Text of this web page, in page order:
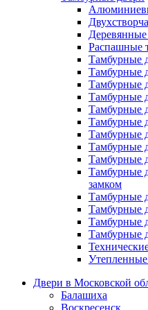
Распашные
Тамбурные
Тамбурные
Тамбурные
Тамбурные
Тамбурные
Тамбурные
Тамбурные
Тамбурные
Тамбурные
Тамбурные
замком
Тамбурные
Тамбурные
Тамбурные
Тамбурные
Двери в Московской
Балашиха
Воскресенск